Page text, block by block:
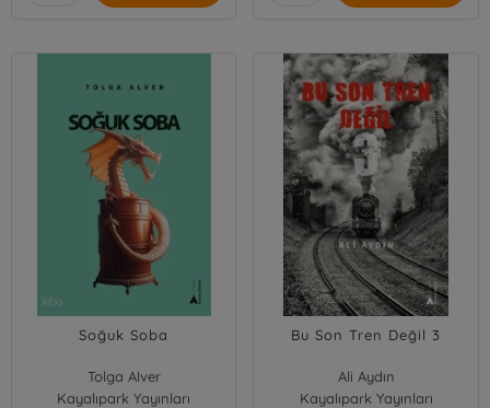
Soğuk Soba
Tolga Alver
Kayalıpark Yayınları
Bu Son Tren Değil 3
Ali Aydın
Kayalıpark Yayınları